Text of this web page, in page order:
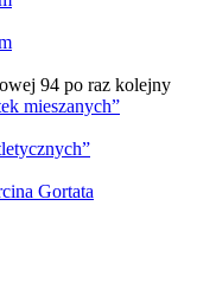
94 po raz kolejny
mieszanych”
Gortata